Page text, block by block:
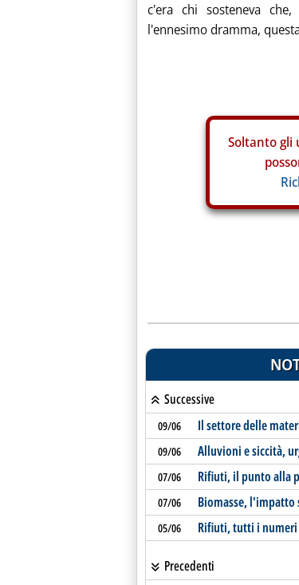
c'era chi sosteneva
l'ennesimo dramma,
Soltanto gli
Successive
09/06 Il settore delle
09/06 Alluvioni e siccità,
07/06 Rifiuti, il punto alla
07/06 Biomasse,
05/06 Rifiuti, tutti i numeri
Precedenti